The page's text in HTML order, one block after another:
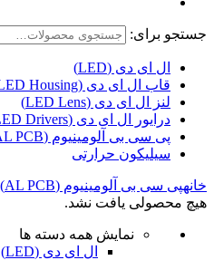
جستجو برای:
ال ای دی (LED)
قاب ال ای دی (LED Housing)
لنز ال ای دی (LED Lens)
درایور ال ای دی (LED Drivers)
پی سی بی آلومینیوم (AL PCB)
سیلیکون حرارتی
خانهپی سی بی آلومینیوم (AL PCB)
هیچ محصولی یافت نشد.
نمایش همه دسته ها
ال ای دی (LED)